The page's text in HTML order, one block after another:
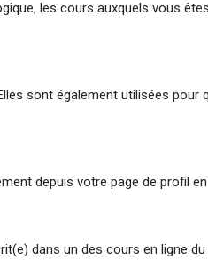
les cours auxquels vous
sont également utilisées
depuis votre page de profil
dans un des cours en ligne